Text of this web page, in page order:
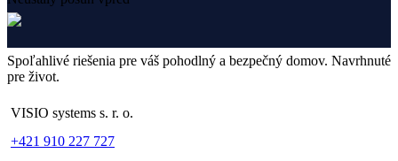
Spoľahlivé riešenia pre váš pohodlný a bezpečný domov. Navrhnuté
pre život.
VISIO systems s. r. o.
+421 910 227 727